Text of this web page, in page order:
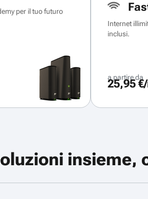
per il tuo futuro
Internet
inclusi.
a partire da
25,95
insieme,